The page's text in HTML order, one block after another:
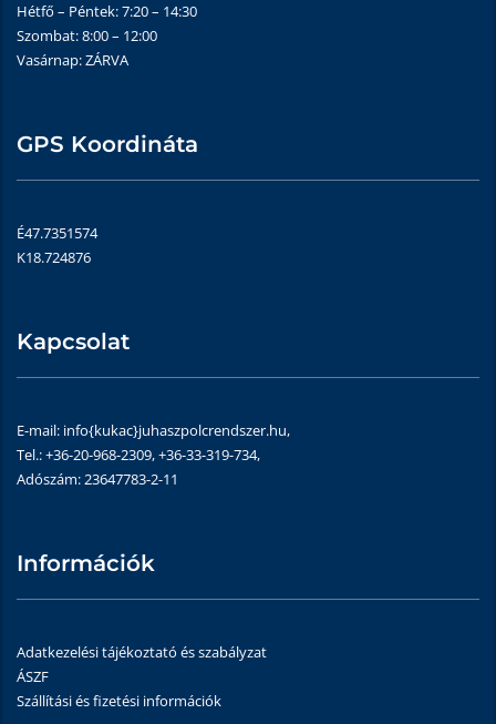
Hétfő – Péntek: 7:20 – 14:30
Szombat: 8:00 – 12:00
Vasárnap: ZÁRVA
GPS Koordináta
É47.7351574
K18.724876
Kapcsolat
E-mail: info{kukac}juhaszpolcrendszer.hu,
Tel.: +36-20-968-2309, +36-33-319-734,
Adószám: 23647783-2-11
Információk
Adatkezelési tájékoztató és szabályzat
ÁSZF
Szállítási és fizetési információk